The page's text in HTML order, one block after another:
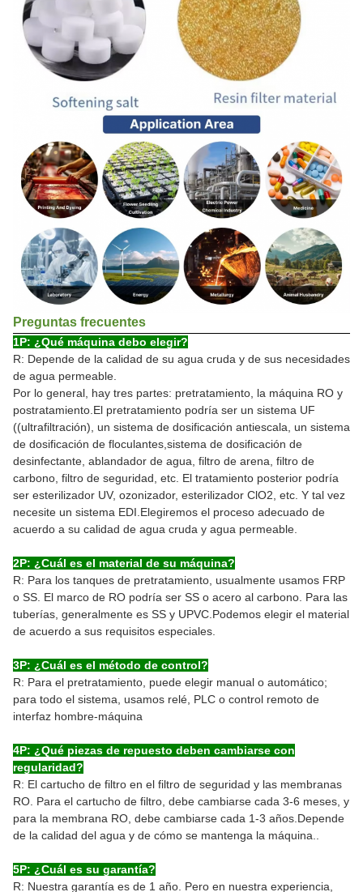
Preguntas frecuentes
1P: ¿Qué máquina debo elegir?
R: Depende de la calidad de su agua cruda y de sus necesidades
de agua permeable.
Por lo general, hay tres partes: pretratamiento, la máquina RO y
postratamiento.El pretratamiento podría ser un sistema UF
((ultrafiltración), un sistema de dosificación antiescala, un sistema
de dosificación de floculantes,sistema de dosificación de
desinfectante, ablandador de agua, filtro de arena, filtro de
carbono, filtro de seguridad, etc. El tratamiento posterior podría
ser esterilizador UV, ozonizador, esterilizador ClO2, etc. Y tal vez
necesite un sistema EDI.Elegiremos el proceso adecuado de
acuerdo a su calidad de agua cruda y agua permeable.
2P: ¿Cuál es el material de su máquina?
R: Para los tanques de pretratamiento, usualmente usamos FRP
o SS. El marco de RO podría ser SS o acero al carbono. Para las
tuberías, generalmente es SS y UPVC.Podemos elegir el material
de acuerdo a sus requisitos especiales.
3P: ¿Cuál es el método de control?
R: Para el pretratamiento, puede elegir manual o automático;
para todo el sistema, usamos relé, PLC o control remoto de
interfaz hombre-máquina
4P: ¿Qué piezas de repuesto deben cambiarse con
regularidad?
R: El cartucho de filtro en el filtro de seguridad y las membranas
RO. Para el cartucho de filtro, debe cambiarse cada 3-6 meses, y
para la membrana RO, debe cambiarse cada 1-3 años.Depende
de la calidad del agua y de cómo se mantenga la máquina..
5P: ¿Cuál es su garantía?
R: Nuestra garantía es de 1 año. Pero en nuestra experiencia,